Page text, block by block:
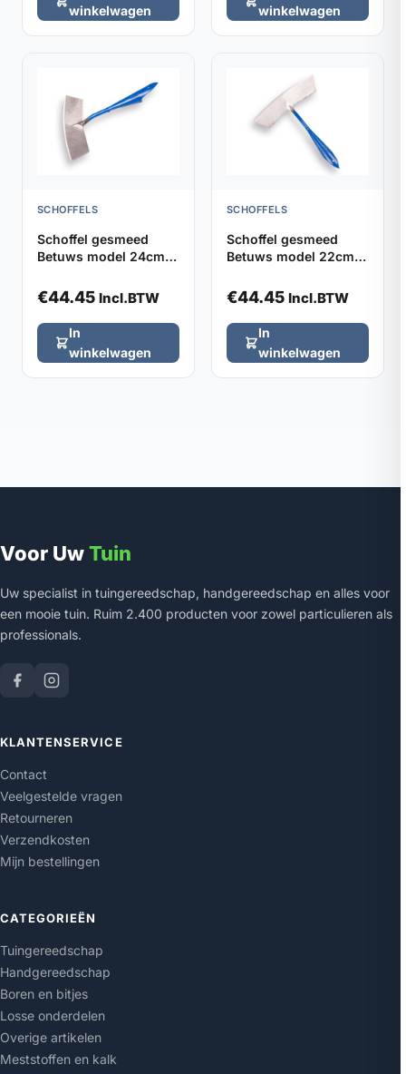
winkelwagen
winkelwagen
SCHOFFELS
Schoffel gesmeed
Betuws model 24cm
€44.45 Incl.BTW
In
winkelwagen
SCHOFFELS
Schoffel gesmeed
Betuws model 22cm
€44.45 Incl.BTW
In
winkelwagen
Voor UwTuin
Uw specialist in tuingereedschap, handgereedschap en alles voor
een mooie tuin. Ruim 2.400 producten voor zowel particulieren als
professionals.
KLANTENSERVICE
Contact
Veelgestelde vragen
Retourneren
Verzendkosten
Mijn bestellingen
CATEGORIEËN
Tuingereedschap
Handgereedschap
Boren en bitjes
Losse onderdelen
Overige artikelen
Meststoffen en kalk